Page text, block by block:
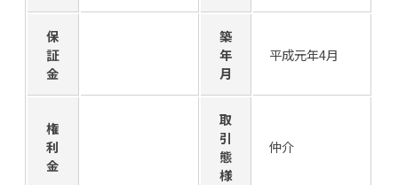
保
証
金
築
年
月
平成元年4月
権
利
金
取
引
態
様
仲介